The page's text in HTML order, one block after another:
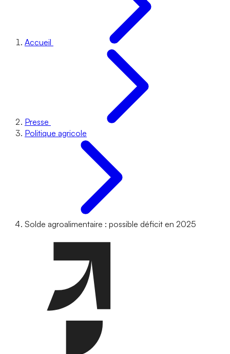
Accueil
Presse
Politique agricole
Solde agroalimentaire : possible déficit en 2025